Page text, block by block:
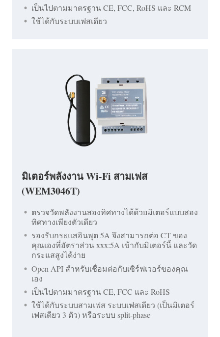
เป็นไปตามมาตรฐาน CE, FCC, RoHS และ RCM
ใช้ได้กับระบบเฟสเดียว
มิเตอร์พลังงาน Wi-Fi สามเฟส
(WEM3046T)
ตรวจวัดพลังงานสองทิศทางได้ด้วยมิเตอร์แบบสอง
ทิศทางเพียงตัวเดียว
รองรับกระแสอินพุต 5A จึงสามารถต่อ CT ของ
คุณเองที่อัตราส่วน xxx:5A เข้ากับมิเตอร์นี้ และวัด
กระแสสูงได้ง่าย
Open API สำหรับเชื่อมต่อกับเซิร์ฟเวอร์ของคุณ
เอง
เป็นไปตามมาตรฐาน CE, FCC และ RoHS
ใช้ได้กับระบบสามเฟส ระบบเฟสเดียว (เป็นมิเตอร์
เฟสเดียว 3 ตัว) หรือระบบ split-phase